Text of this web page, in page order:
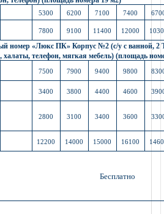
5300 6200 7100 7400
7800 9100 11400 12000
номер «Люкс ПК» Корпус №2 (с/у с ванной, 2
телефон, мягкая мебель) (площадь
7500 7900 9400 9800
3400 3800 4400 4600
2800 3100 3400 3600
12200 14000 15000 16100
Бесплатно